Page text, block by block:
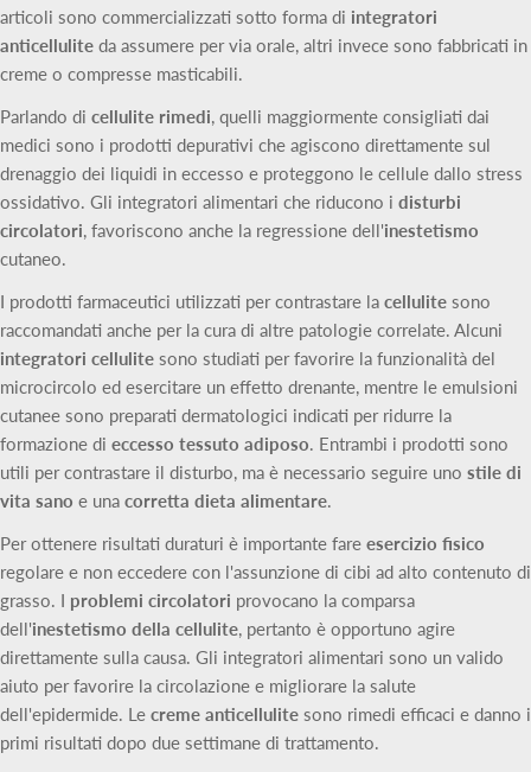
articoli sono commercializzati sotto forma di integratori
anticellulite da assumere per via orale, altri invece sono fabbricati in
creme o compresse masticabili.
Parlando di cellulite rimedi, quelli maggiormente consigliati dai
medici sono i prodotti depurativi che agiscono direttamente sul
drenaggio dei liquidi in eccesso e proteggono le cellule dallo stress
ossidativo. Gli integratori alimentari che riducono i disturbi
circolatori, favoriscono anche la regressione dell'inestetismo
cutaneo.
I prodotti farmaceutici utilizzati per contrastare la cellulite sono
raccomandati anche per la cura di altre patologie correlate. Alcuni
integratori cellulite sono studiati per favorire la funzionalità del
microcircolo ed esercitare un effetto drenante, mentre le emulsioni
cutanee sono preparati dermatologici indicati per ridurre la
formazione di eccesso tessuto adiposo. Entrambi i prodotti sono
utili per contrastare il disturbo, ma è necessario seguire uno stile di
vita sano e una corretta dieta alimentare.
Per ottenere risultati duraturi è importante fare esercizio fisico
regolare e non eccedere con l'assunzione di cibi ad alto contenuto di
grasso. I problemi circolatori provocano la comparsa
dell'inestetismo della cellulite, pertanto è opportuno agire
direttamente sulla causa. Gli integratori alimentari sono un valido
aiuto per favorire la circolazione e migliorare la salute
dell'epidermide. Le creme anticellulite sono rimedi efficaci e danno i
primi risultati dopo due settimane di trattamento.